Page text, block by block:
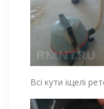
Всі кути іщелі